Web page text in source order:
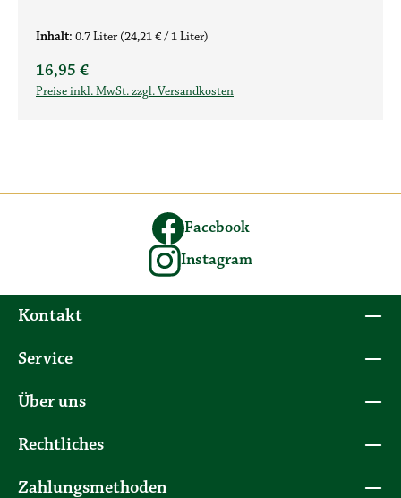
Inhalt: 0.7 Liter (24,21 € / 1 Liter)
Regulärer Preis:
16,95 €
Preise inkl. MwSt. zzgl. Versandkosten
Facebook
Instagram
Kontakt
Service
Über uns
Rechtliches
Zahlungsmethoden